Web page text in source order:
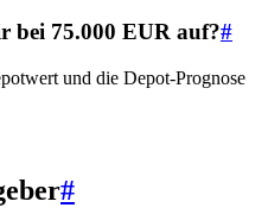
bei 75.000 EUR auf?#
und die Depot-Prognose
#